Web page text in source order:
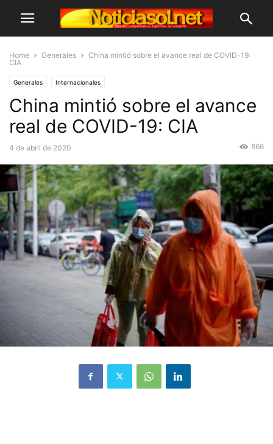
Home Generales
China mintió sobre el avance real de COVID-19:
CIA
Generales Internacionales
China mintió sobre el avance
real de COVID-19: CIA
4 de abril de 2020 866